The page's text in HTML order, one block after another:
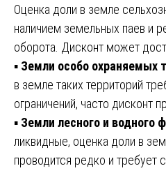
Оценка доли в земле
наличием земельных паев и
оборота. Дисконт может
▪️ Земли особо охраняемых
в земле таких территорий
ограничений, часто дисконт
▪️ Земли лесного и водного
ликвидные, оценка доли в
проводится редко и требует